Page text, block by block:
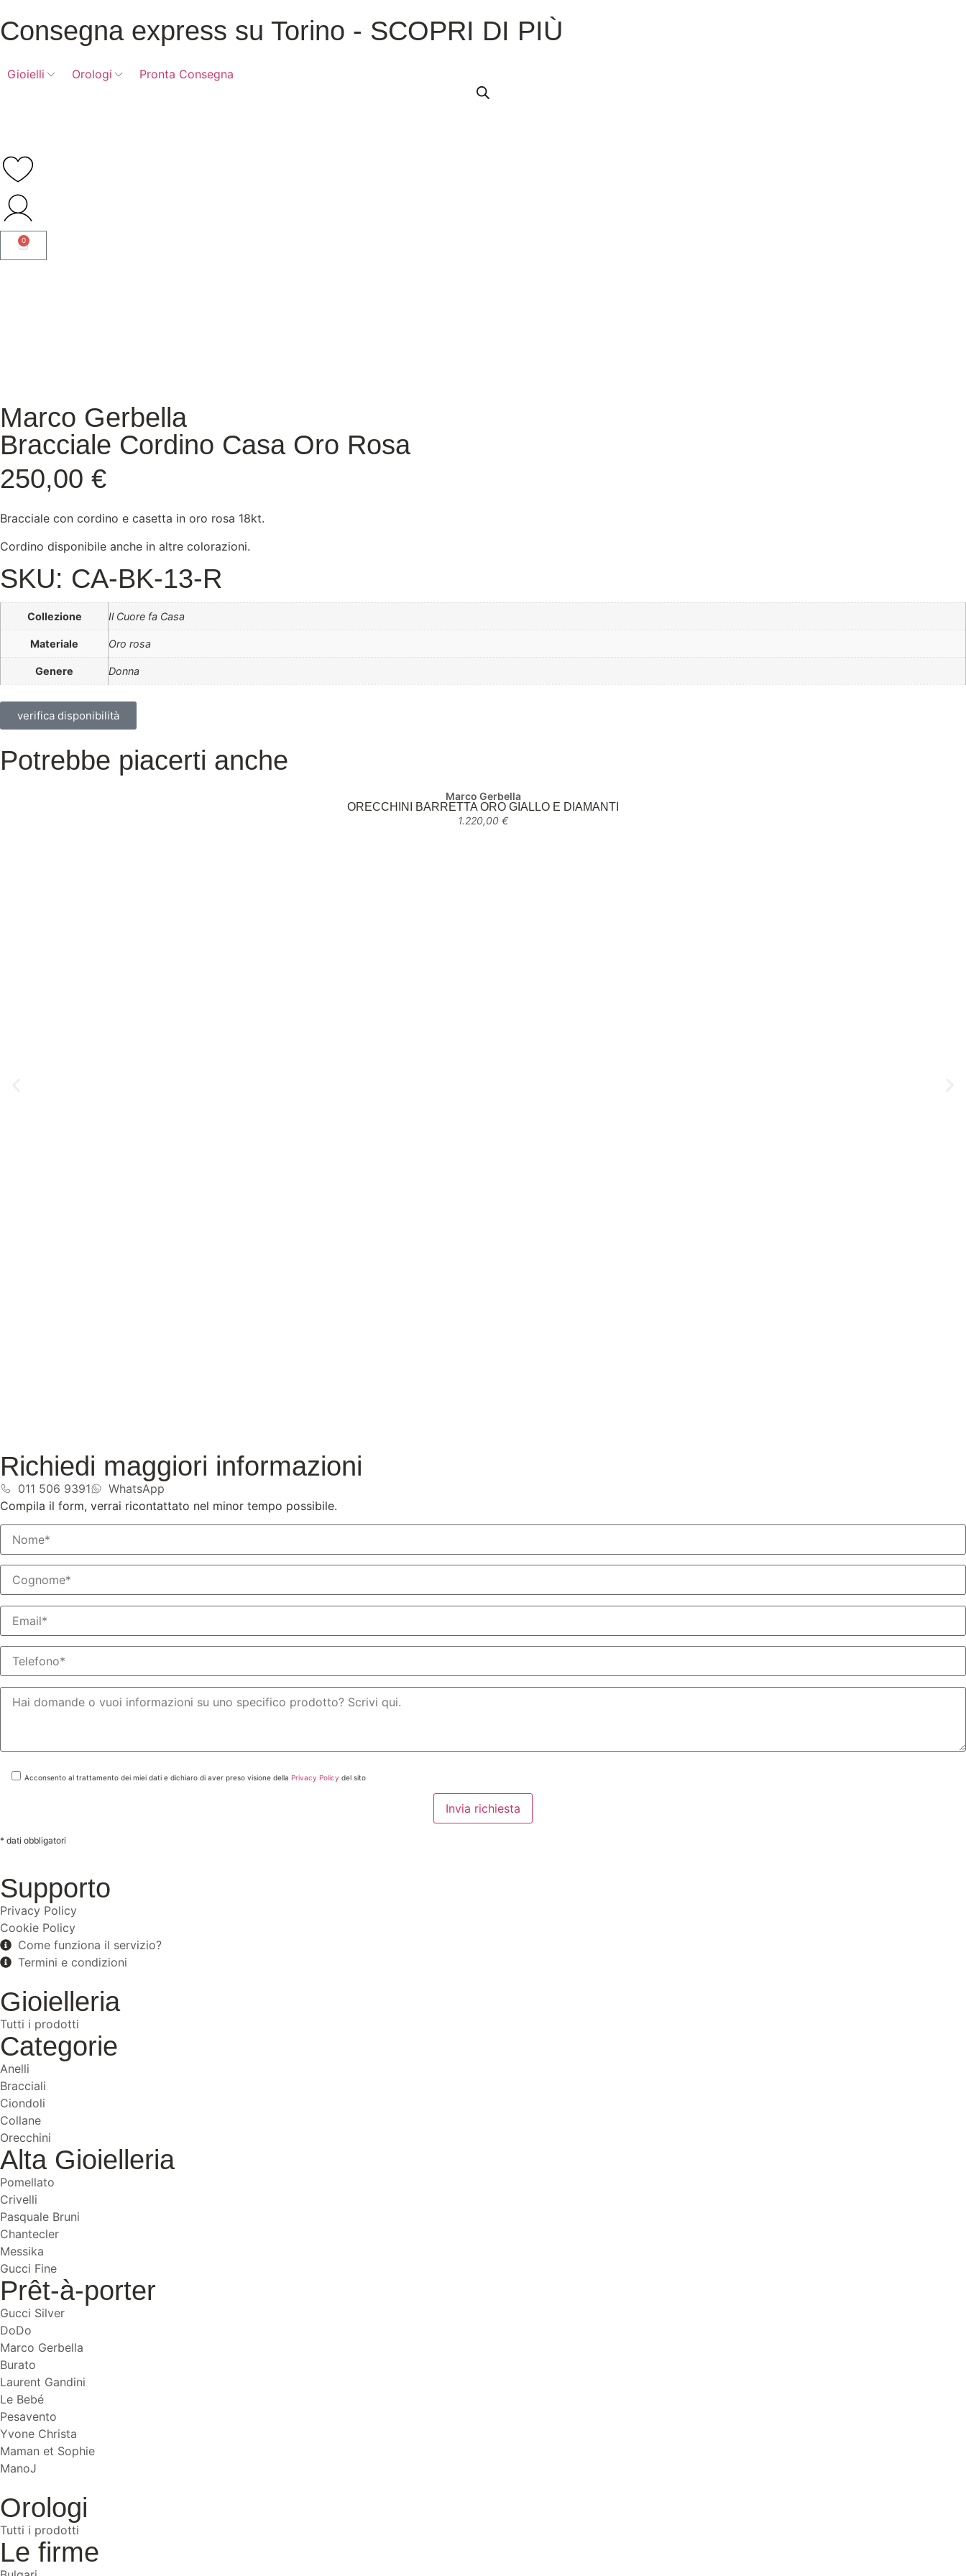
Consegna express su Torino - SCOPRI DI PIÙ
Gioielli Orologi Pronta Consegna
0
Marco Gerbella
Bracciale Cordino Casa Oro Rosa
250,00 €
Bracciale con cordino e casetta in oro rosa 18kt.
Cordino disponibile anche in altre colorazioni.
SKU: CA-BK-13-R
Collezione Il Cuore fa Casa
Materiale Oro rosa
Genere Donna
verifica disponibilità
Potrebbe piacerti anche
Marco Gerbella
ORECCHINI BARRETTA ORO GIALLO E DIAMANTI
1.220,00 €
Richiedi maggiori informazioni
011 506 9391
WhatsApp
Compila il form, verrai ricontattato nel minor tempo possibile.
Acconsento al trattamento dei miei dati e dichiaro di aver preso visione della Privacy Policy del sito
* dati obbligatori
Supporto
Privacy Policy
Cookie Policy
Come funziona il servizio?
Termini e condizioni
Gioielleria
Tutti i prodotti
Categorie
Anelli
Bracciali
Ciondoli
Collane
Orecchini
Alta Gioielleria
Pomellato
Crivelli
Pasquale Bruni
Chantecler
Messika
Gucci Fine
Prêt-à-porter
Gucci Silver
DoDo
Marco Gerbella
Burato
Laurent Gandini
Le Bebé
Pesavento
Yvone Christa
Maman et Sophie
ManoJ
Orologi
Tutti i prodotti
Le firme